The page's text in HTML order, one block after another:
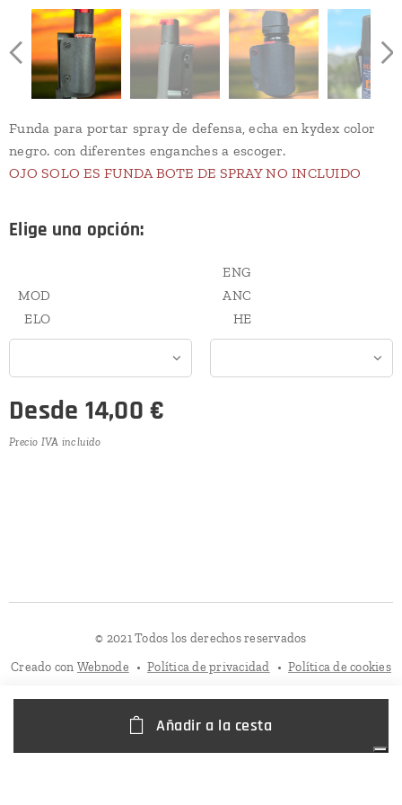
Funda para portar spray de defensa, echa en kydex color
negro. con diferentes enganches a escoger.
OJO SOLO ES FUNDA BOTE DE SPRAY NO INCLUIDO
Elige una opción:
MOD
ELO
ENG
ANC
HE
Desde 14,00 €
Precio IVA incluido
Añadir a la cesta
© 2021 Todos los derechos reservados
Creado con Webnode Política de privacidad Política de cookies